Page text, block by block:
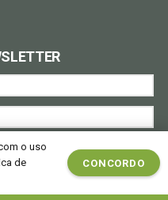
acordo com o RGPD.
o uso
de
CONCORDO